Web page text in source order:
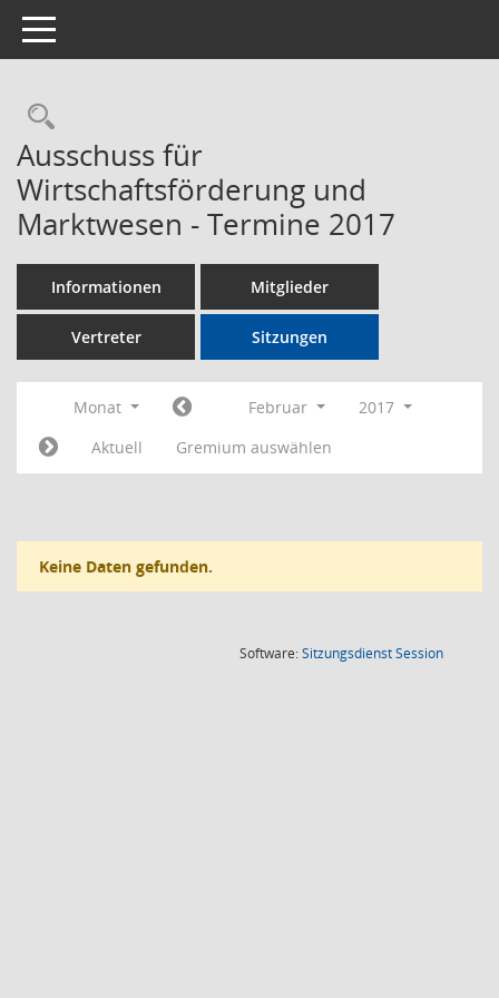
Toggle navigation
Rechercheauswahl
Ausschuss für
Wirtschaftsförderung und
Marktwesen - Termine 2017
Informationen Mitglieder
Vertreter Sitzungen
Monat Februar
2017
Aktuell
Gremium auswählen
Keine Daten gefunden.
Software:SitzungsdienstSession(Wird in